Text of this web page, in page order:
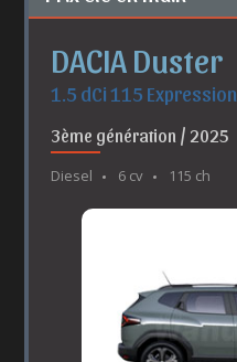
DACIA Duster
1.5 dCi 115 Expression
3ème génération / 2025
Diesel 6 cv 115 ch